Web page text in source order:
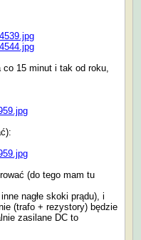
15 minut i tak od roku,
(do tego mam tu
nagłe skoki prądu), i
(trafo + rezystory) będzie
zasilane DC to